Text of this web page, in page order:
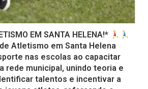
EM SANTA HELENA!*
Atletismo em Santa Helena
nas escolas ao capacitar
rede municipal, unindo teoria e
talentos e incentivar a